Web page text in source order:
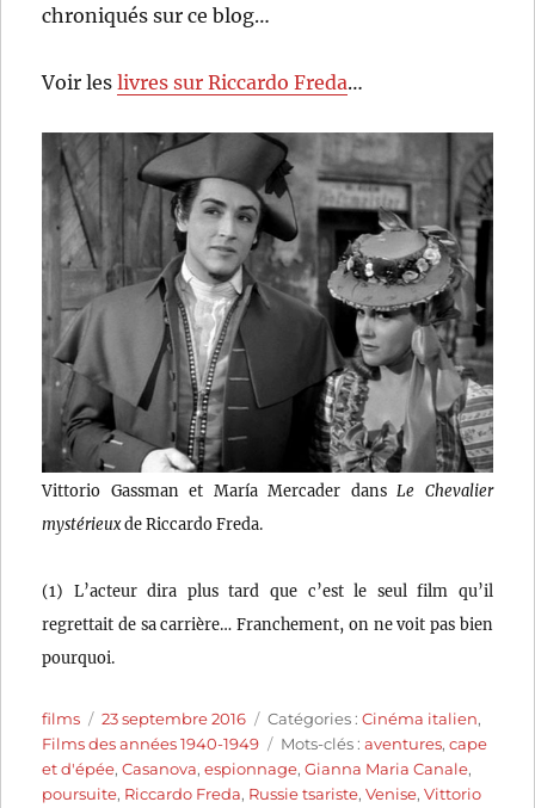
chroniqués sur ce blog…
Voir leslivres sur Riccardo Freda…
Vittorio Gassman et María Mercader dansLe Chevalier
mystérieuxde Riccardo Freda.
(1) L’acteur dira plus tard que c’est le seul film qu’il
regrettait de sa carrière… Franchement, on ne voit pas bien
pourquoi.
Auteur
films
Publié
le
23 septembre 2016 Catégories
Catégories :Cinéma italien,
Films des années 1940-1949
Étiquettes
Mots-clés :aventures,cape
et d'épée,Casanova,espionnage,Gianna Maria Canale,
poursuite, Riccardo Freda, Russie tsariste,Venise,Vittorio